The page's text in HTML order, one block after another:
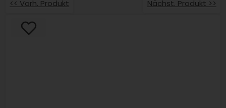
<< Vorh. Produkt Nächst. Produkt >>